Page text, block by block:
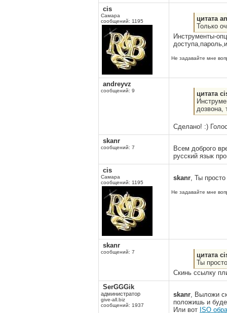
cis
Самара
сообщений: 1195
цитата
Только
Инструменты-
Не задавайте мне
andreyvz
сообщений: 9
цитата
дозвона,
Сделано! :)
skanr
сообщений: 7
Всем доброго
русский язык
cis
Самара
сообщений: 1195
skanr, Ты
Не задавайте мне
skanr
сообщений: 7
цитата
Ты
Скинь ссылку
SerGGGik
администратор
give-all.biz
сообщений: 1937
skanr, Выложи
положишь и
Или вот ISO